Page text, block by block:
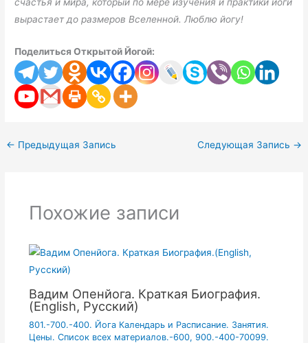
вырастает до размеров Вселенной. Люблю йогу!
Поделиться Открытой Йогой:
← Предыдущая Запись Следующая Запись →
Похожие записи
Вадим Опенйога. Краткая Биография.
(English, Русский)
801.-700.-400. Йога Календарь и Расписание. Занятия.
Цены. Список всех материалов.-600, 900.-400-70099.